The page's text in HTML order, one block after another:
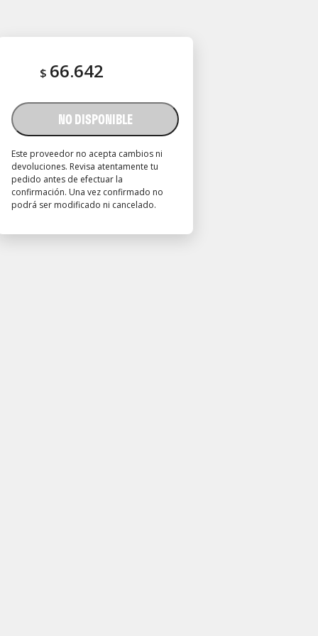
$ 66.642
NO DISPONIBLE
Este proveedor no acepta cambios ni
devoluciones. Revisa atentamente tu
pedido antes de efectuar la
confirmación. Una vez confirmado no
podrá ser modificado ni cancelado.